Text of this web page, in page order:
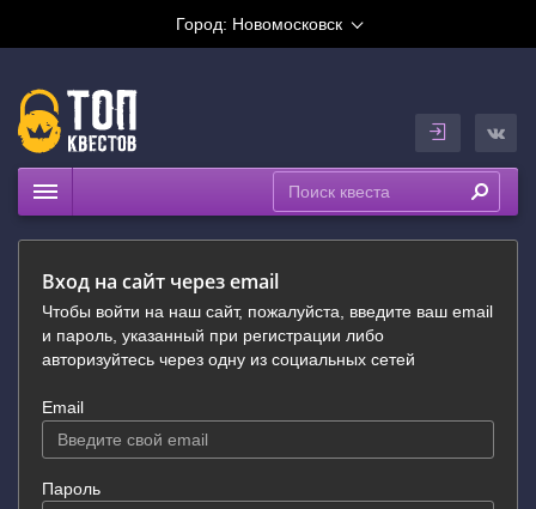
Город: Новомосковск
Рейтинги
На карте
Вход на сайт через email
Чтобы войти на наш сайт, пожалуйста, введите ваш email
и пароль, указанный при регистрации либо
авторизуйтесь через одну из социальных сетей
Email
Пароль